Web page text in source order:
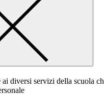
diversi servizi della scuola